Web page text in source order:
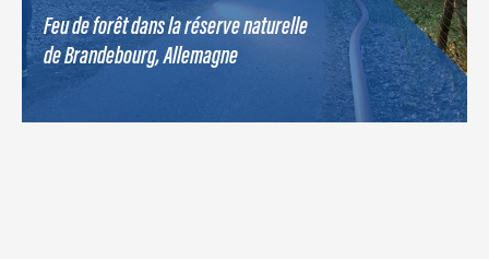
Feu de forêt dans la réserve naturelle
de Brandebourg, Allemagne